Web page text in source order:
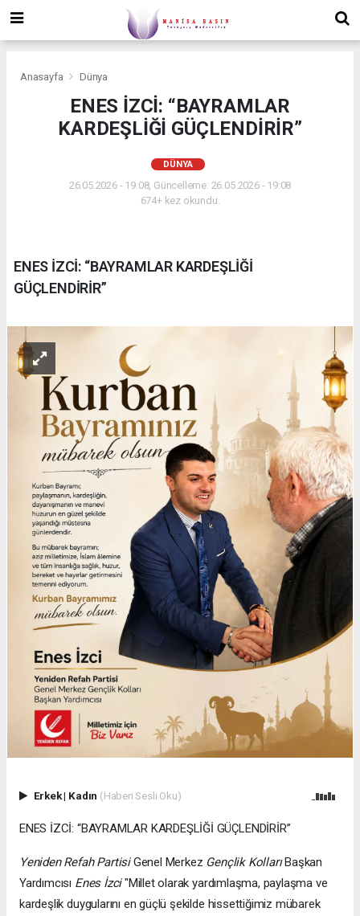
Anasayfa Dünya
ENES İZCİ: “BAYRAMLAR
KARDEŞLİĞİ GÜÇLENDİRİR”
DÜNYA
26.05.2026 - 19:08, Güncelleme: 26.05.2026 - 19:08
674+ kez okundu.
ENES İZCİ: “BAYRAMLAR KARDEŞLİĞİ
GÜÇLENDİRİR”
Erkek| Kadın (Haberi Sesli Oku)
ENES İZCİ: “BAYRAMLAR KARDEŞLİĞİ GÜÇLENDİRİR”
Yeniden Refah PartisiGenel Merkez Gençlik KollarıBaşkan
Yardımcısı Enes İzci"Millet olarak yardımlaşma, paylaşma ve
kardeşlik duygularını en güçlü şekilde hissettiğimiz mübarek